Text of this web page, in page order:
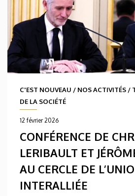
C'EST NOUVEAU / NOS ACTIVITÉS /
DE LA SOCIÉTÉ
12 février 2026
CONFÉRENCE DE
LERIBAULT ET
AU CERCLE DE
INTERALLIÉE